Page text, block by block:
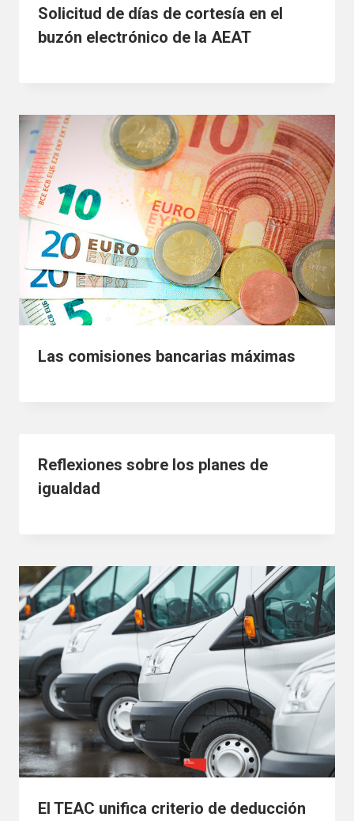
Solicitud de días de cortesía en el
buzón electrónico de la AEAT
Las comisiones bancarias máximas
Reflexiones sobre los planes de
igualdad
El TEAC unifica criterio de deducción